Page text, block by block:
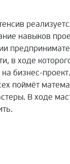
навыков
в ходе
бизнес-
поймёт
В ходе